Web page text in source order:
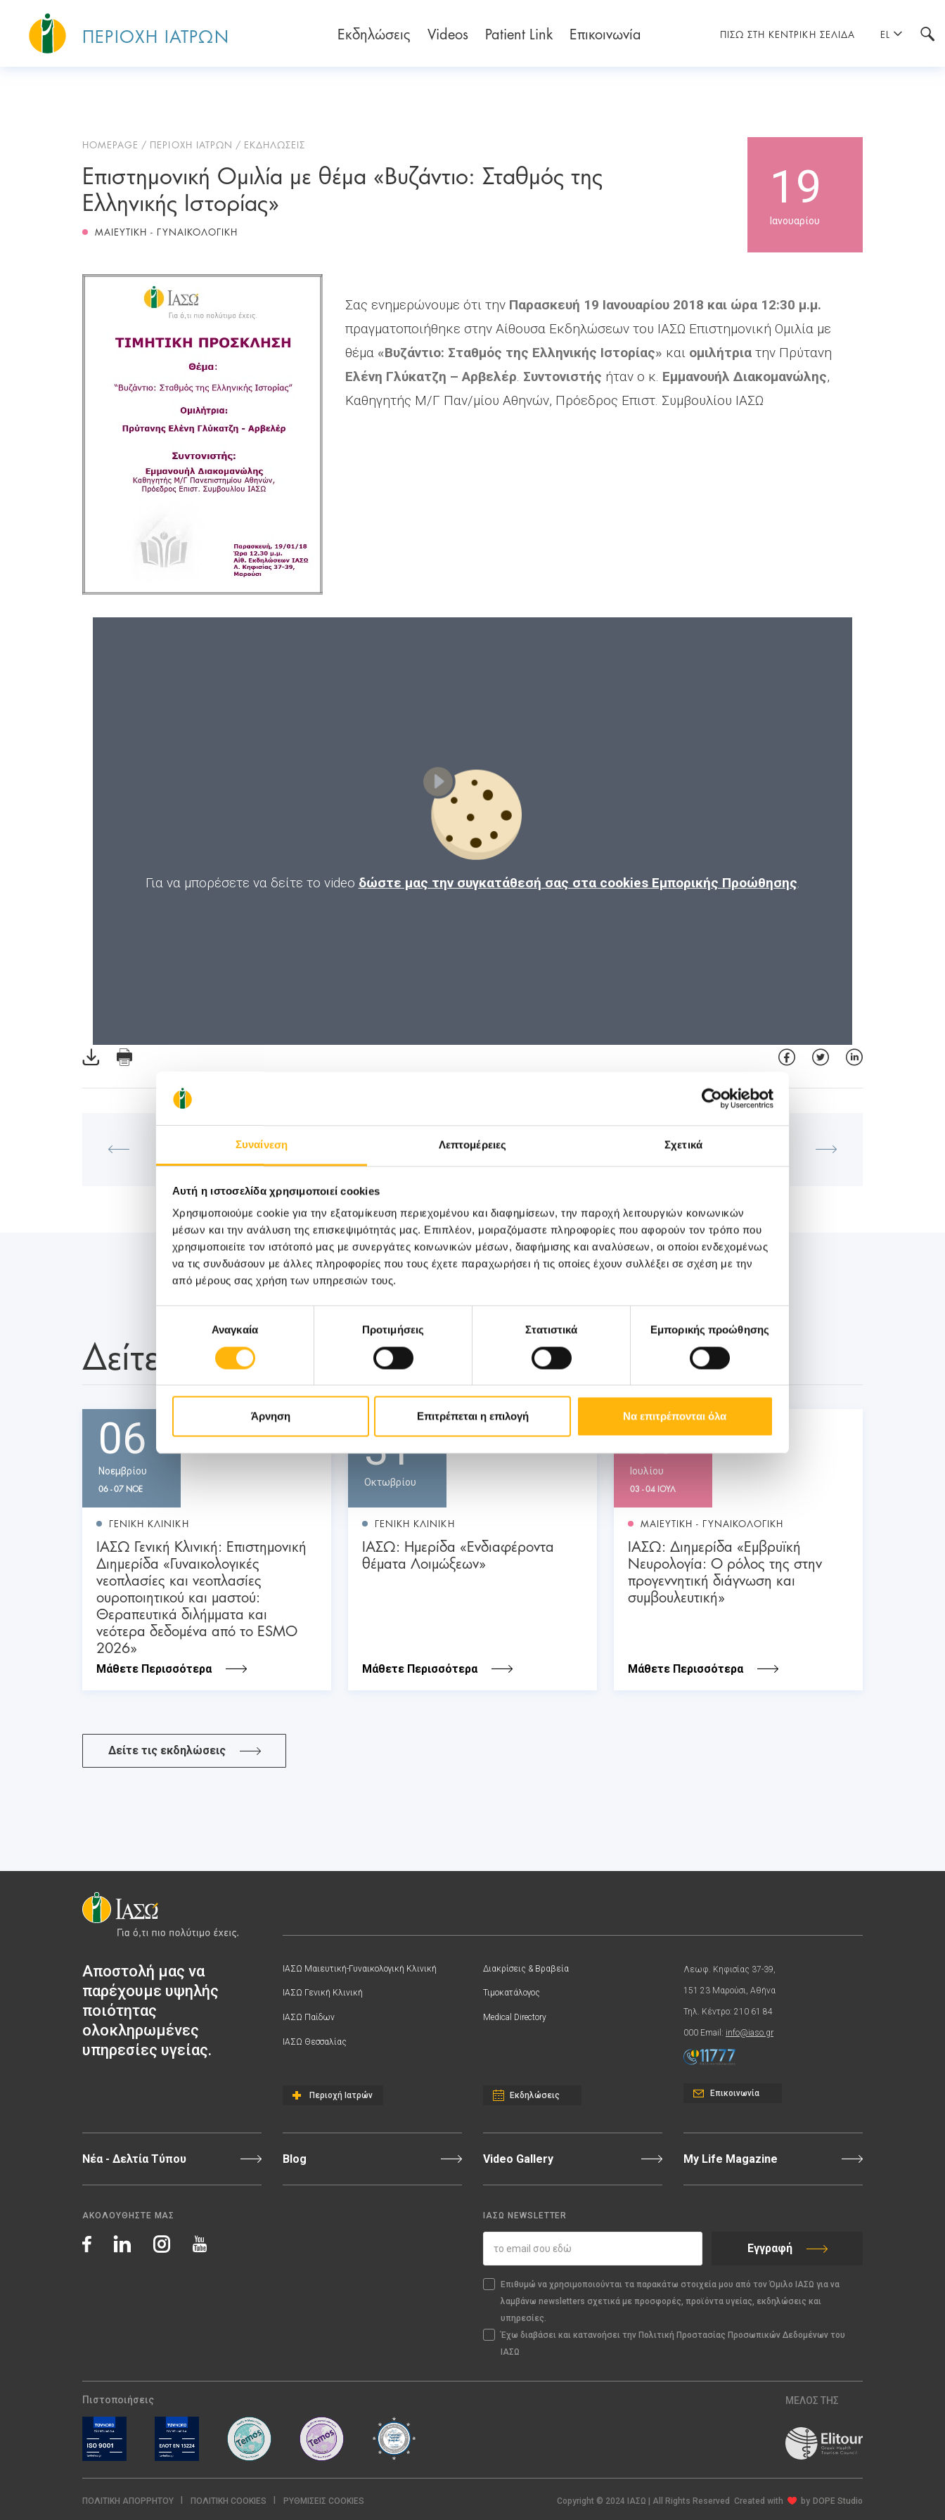
Συναίνεση Λεπτομέρειες Σχετικά
Αυτή η ιστοσελίδα χρησιμοποιεί cookies
Χρησιμοποιούμε cookie για την εξατομίκευση περιεχομένου και διαφημίσεων, την παροχή λειτουργιών κοινωνικών
μέσων και την ανάλυση της επισκεψιμότητάς μας. Επιπλέον, μοιραζόμαστε πληροφορίες που αφορούν τον τρόπο που
χρησιμοποιείτε τον ιστότοπό μας με συνεργάτες κοινωνικών μέσων, διαφήμισης και αναλύσεων, οι οποίοι ενδεχομένως
να τις συνδυάσουν με άλλες πληροφορίες που τους έχετε παραχωρήσει ή τις οποίες έχουν συλλέξει σε σχέση με την
από μέρους σας χρήση των υπηρεσιών τους.
συγκατάθεσηςΑναγκαία Προτιμήσεις Στατιστικά Εμπορικής προώθησης
Άρνηση Επιτρέπεται η επιλογή Να επιτρέπονται όλα
ΠΙΣΩ ΣΤΗ ΚΕΝΤΡΙΚΗ ΣΕΛΙΔΑ EL
ΠΕΡΙΟΧΗ ΙΑΤΡΩΝ Εκδηλώσεις Videos Patient Link Επικοινωνία
HOMEPAGE ΠΕΡΙΟΧΗ ΙΑΤΡΩΝ ΕΚΔΗΛΩΣΕΙΣ
19
Ιανουαρίου
Επιστημονική Ομιλία με θέμα «Βυζάντιο: Σταθμός της
Ελληνικής Ιστορίας»
ΜΑΙΕΥΤΙΚΗ - ΓΥΝΑΙΚΟΛΟΓΙΚΗ
Σας ενημερώνουμε ότι την Παρασκευή 19 Ιανουαρίου 2018 και ώρα 12:30 μ.μ.
πραγματοποιήθηκε στην Αίθουσα Εκδηλώσεων του ΙΑΣΩ Επιστημονική Ομιλία με
θέμα «Βυζάντιο: Σταθμός της Ελληνικής Ιστορίας» και ομιλήτρια την Πρύτανη
Ελένη Γλύκατζη – Αρβελέρ. Συντονιστής ήταν ο κ. Εμμανουήλ Διακομανώλης,
Καθηγητής Μ/Γ Παν/μίου Αθηνών, Πρόεδρος Επιστ. Συμβουλίου ΙΑΣΩ
Για να μπορέσετε να δείτε το video δώστε μας την συγκατάθεσή σας στα cookies Εμπορικής Προώθησης.
Σεμινάριο «Advanced Course in
Gynecologic Laparoscopy»
Εκπαιδευτικό Μάθημα Τμήματος Ιατρικής
Εμβρύου ΙΑΣΩ
Δείτε Επίσης
06
Νοεμβρίου
06 - 07 ΝΟΕ
ΓΕΝΙΚΗ ΚΛΙΝΙΚΗ
ΙΑΣΩ Γενική Κλινική: Επιστημονική
Διημερίδα «Γυναικολογικές
νεοπλασίες και νεοπλασίες
ουροποιητικού και μαστού:
Θεραπευτικά διλήμματα και
νεότερα δεδομένα από το ESMO
2026»
Μάθετε Περισσότερα
31
Οκτωβρίου
ΓΕΝΙΚΗ ΚΛΙΝΙΚΗ
ΙΑΣΩ: Ημερίδα «Ενδιαφέροντα
θέματα Λοιμώξεων»
Μάθετε Περισσότερα
03
Ιουλίου
03 - 04 ΙΟΥΛ
ΜΑΙΕΥΤΙΚΗ - ΓΥΝΑΙΚΟΛΟΓΙΚΗ
ΙΑΣΩ: Διημερίδα «Εμβρυϊκή
Νευρολογία: Ο ρόλος της στην
προγεννητική διάγνωση και
συμβουλευτική»
Μάθετε Περισσότερα
Δείτε τις εκδηλώσεις
Αποστολή μας να
παρέχουμε υψηλής
ποιότητας
ολοκληρωμένες
υπηρεσίες υγείας.
ΙΑΣΩ Μαιευτική-Γυναικολογική Κλινική
ΙΑΣΩ Γενική Κλινική
ΙΑΣΩ Παίδων
ΙΑΣΩ Θεσσαλίας
Περιοχή Ιατρών
Διακρίσεις & Βραβεία
Τιμοκατάλογος
Medical Directory
Εκδηλώσεις
Λεωφ. Κηφισίας 37-39,
151 23 Μαρούσι, Αθήνα
Τηλ. Κέντρο: 210 61 84
000 Email: info@iaso.gr
Επικοινωνία
Νέα - Δελτία Τύπου Blog Video Gallery My Life Magazine
ΑΚΟΛΟΥΘΗΣΤΕ ΜΑΣ ΙΑΣΩ NEWSLETTER
Εγγραφή
Επιθυμώ να χρησιμοποιούνται τα παρακάτω στοιχεία μου από τον Όμιλο ΙΑΣΩ για να
λαμβάνω newsletters σχετικά με προσφορές, προϊόντα υγείας, εκδηλώσεις και
υπηρεσίες.
Έχω διαβάσει και κατανοήσει την Πολιτική Προστασίας Προσωπικών Δεδομένων του
ΙΑΣΩ
Πιστοποιήσεις ΜΕΛΟΣ ΤΗΣ
ΠΟΛΙΤΙΚΉ ΑΠΟΡΡΉΤΟΥ ΠΟΛΙΤΙΚΉ COOKIES ΡΥΘΜΊΣΕΙΣ COOKIES Copyright © 2024 ΙΑΣΩ | All Rights Reserved Created with by DOPE Studio